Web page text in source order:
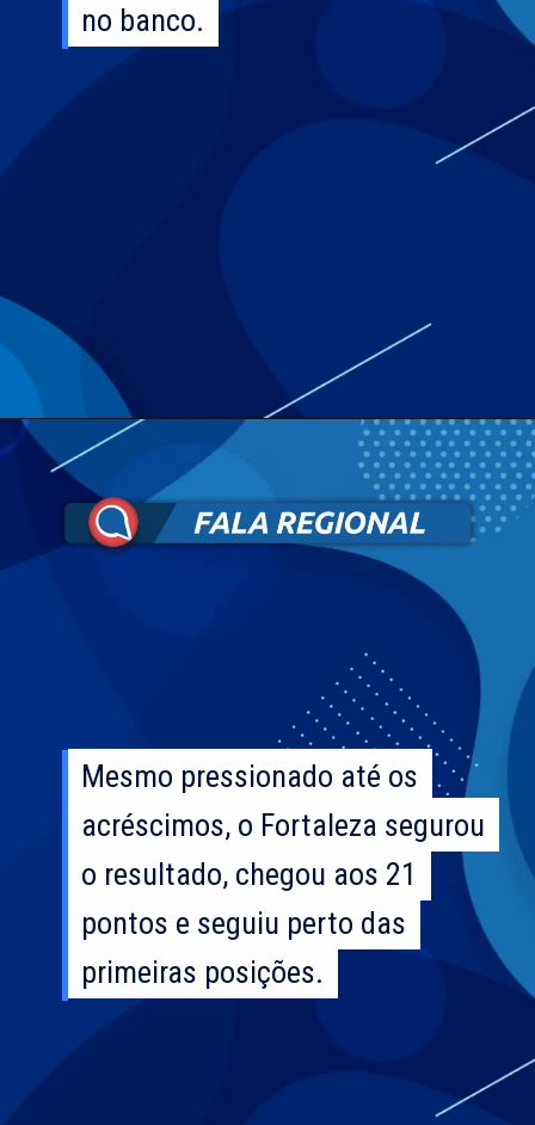
no banco.
no banco.
Mesmo pressionado até os
acréscimos, o Fortaleza segurou
o resultado, chegou aos 21
pontos e seguiu perto das
primeiras posições.
Mesmo pressionado até os
acréscimos, o Fortaleza segurou
o resultado, chegou aos 21
pontos e seguiu perto das
primeiras posições.